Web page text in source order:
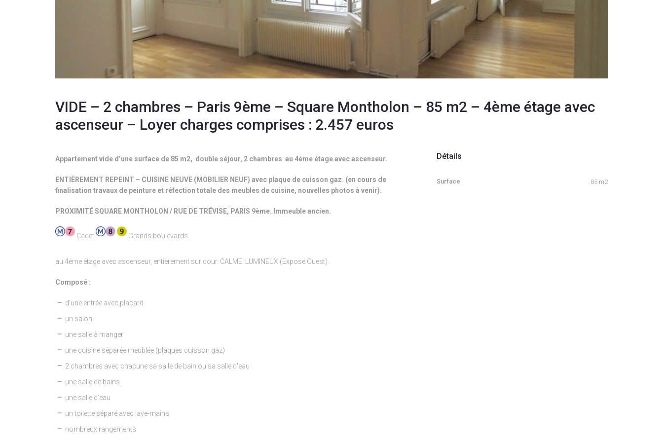
VIDE – 2 chambres – Paris 9ème – Square Montholon – 85 m2 – 4ème étage avec
ascenseur – Loyer charges comprises : 2.457 euros
Appartement vide d’une surface de 85 m2, double séjour, 2 chambres au 4ème étage avecascenseur.
ENTIÈREMENT REPEINT – CUISINE NEUVE (MOBILIER NEUF) avec plaque de cuisson gaz. (en cours de
finalisation travaux de peinture et réfection totale des meubles de cuisine, nouvelles photos à venir).
PROXIMITÉ SQUARE MONTHOLON / RUE DE TRÉVISE, PARIS 9ème. Immeuble ancien.
Cadet Grands boulevards
au 4ème étage avec ascenseur, entièrement sur cour. CALME. LUMINEUX (Exposé Ouest).
Composé :
d’une entrée avec placard
un salon
une salle à manger
une cuisine séparée meublée (plaques cuisson gaz)
2 chambres avec chacune sa salle de bain ou sa salle d’eau
une salle de bains
une salle d’eau
un toilette séparé avec lave-mains
nombreux rangements
Détails
Surface 85 m2